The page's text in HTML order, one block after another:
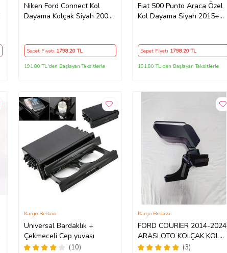
Niken Ford Connect Kol
Dayama Kolçak Siyah 2002-
Sepet Fiyatı 1798,20 TL
191,80 TL'den Başlayan Taksitlerle
Fıat 500 Punto Araca Özel
Kol Dayama Siyah 2015+
Sepet Fiyatı 1798,20 TL
191,80 TL'den Başlayan Taksitlerle
Universal Bardaklık +
Çekmeceli Cep yuvası
(10)
Kargo Bedava
FORD COURIER 2014-2024
ARASI OTO KOLÇAK KOL
DAYAMA GRİ KAPAK
(3)
Kargo Bedava